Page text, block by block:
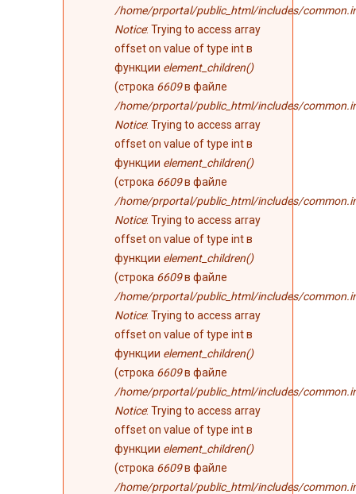
/home/prportal/public_html/includes/
Notice: Trying to access array
offset on value of type int в
функции element_children()
(строка 6609в файле
/home/prportal/public_html/includes/
Notice: Trying to access array
offset on value of type int в
функции element_children()
(строка 6609в файле
/home/prportal/public_html/includes/
Notice: Trying to access array
offset on value of type int в
функции element_children()
(строка 6609в файле
/home/prportal/public_html/includes/
Notice: Trying to access array
offset on value of type int в
функции element_children()
(строка 6609в файле
/home/prportal/public_html/includes/
Notice: Trying to access array
offset on value of type int в
функции element_children()
(строка 6609в файле
/home/prportal/public_html/includes/